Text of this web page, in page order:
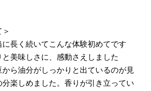
に長く続いてこんな体験初めてです
と美味しさに、感動さえしました
から油分がしっかりと出ているのが見
分楽しめました。香りが引き立ってい